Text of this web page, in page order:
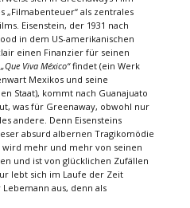
„Filmabenteuer“ als zentrales
Eisenstein, der 1931 nach
in dem US-amerikanischen
einen Finanzier für seinen
„Que Viva México“findet (ein Werk
Mexikos und seine
Staat), kommt nach Guanajuato
was für Greenaway, obwohl nur
andere. Denn Eisensteins
absurd albernen Tragikomödie
mehr und mehr von seinen
und ist von glücklichen Zufällen
lebt sich im Laufe der Zeit
aus, denn als